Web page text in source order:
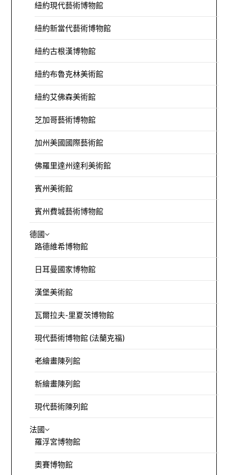
紐約現代藝術博物館
紐約新當代藝術博物館
紐約古根漢博物館
紐約布魯克林美術館
紐約艾佛森美術館
芝加哥藝術博物館
加州美國國際藝術館
佛羅里達州達利美術館
賓州美術館
賓州費城藝術博物館
德國
路德維希博物館
日耳曼國家博物館
漢堡美術館
瓦爾拉夫-里夏茨博物館
現代藝術博物館 (法蘭克福)
老繪畫陳列館
新繪畫陳列館
現代藝術陳列館
法國
羅浮宮博物館
奧賽博物館